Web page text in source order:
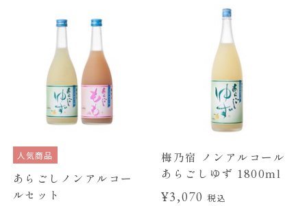
人気商品
あらごしノンアルコー
ルセット
梅乃宿 ノンアルコール
あらごしゆず 1800ml
¥3,070 税込